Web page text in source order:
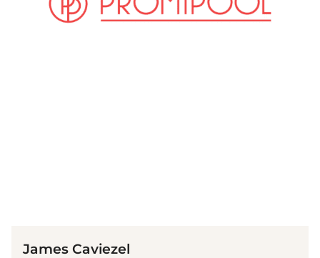
James Caviezel